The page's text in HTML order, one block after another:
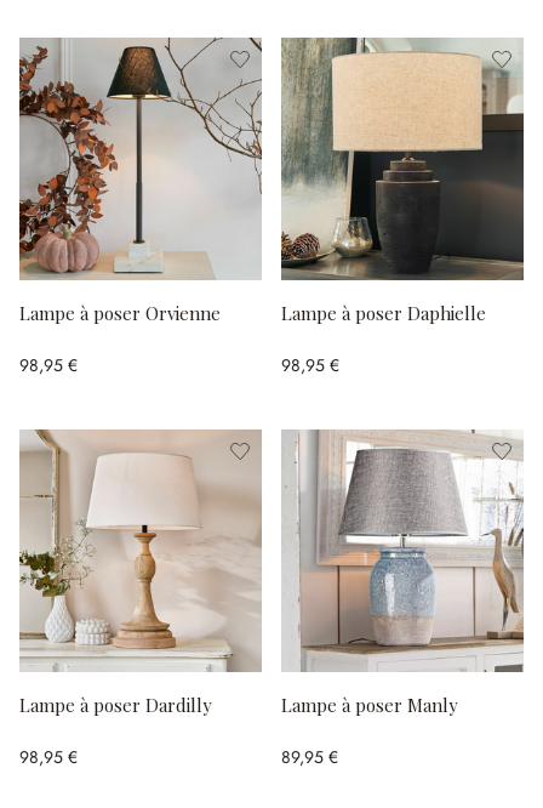
Lampe à poser Orvienne
98,95 €
Lampe à poser Daphielle
98,95 €
Lampe à poser Dardilly
98,95 €
Lampe à poser Manly
89,95 €